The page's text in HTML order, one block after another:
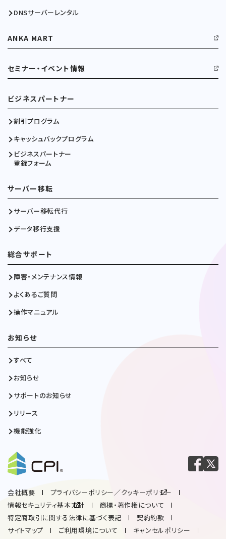
DNSサーバーレンタル
ANKA MART
セミナー・イベント情報
ビジネスパートナー
割引プログラム
キャッシュバックプログラム
ビジネスパートナー
登録フォーム
サーバー移転
サーバー移転代行
データ移行支援
総合サポート
障害・メンテナンス情報
よくあるご質問
操作マニュアル
お知らせ
すべて
お知らせ
サポートのお知らせ
リリース
機能強化
会社概要
プライバシーポリシー／クッキーポリシー
情報セキュリティ基本方針
商標・著作権について
特定商取引に関する法律に基づく表記
契約約款
サイトマップ
ご利用環境について
キャンセルポリシー